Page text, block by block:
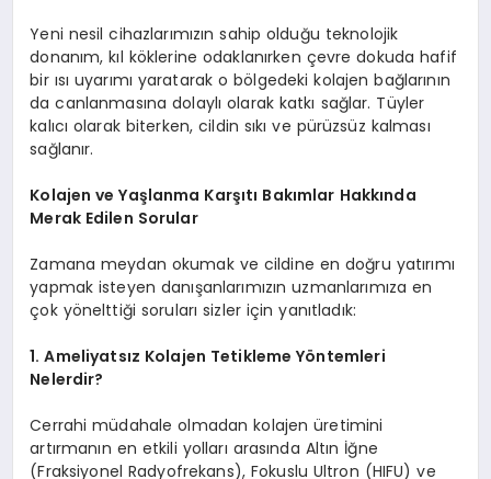
Yeni nesil cihazlarımızın sahip olduğu teknolojik
donanım, kıl köklerine odaklanırken çevre dokuda hafif
bir ısı uyarımı yaratarak o bölgedeki kolajen bağlarının
da canlanmasına dolaylı olarak katkı sağlar. Tüyler
kalıcı olarak biterken, cildin sıkı ve pürüzsüz kalması
sağlanır.
Kolajen ve Yaşlanma Karşıtı Bakımlar Hakkında
Merak Edilen Sorular
Zamana meydan okumak ve cildine en doğru yatırımı
yapmak isteyen danışanlarımızın uzmanlarımıza en
çok yönelttiği soruları sizler için yanıtladık:
1. Ameliyatsız Kolajen Tetikleme Yöntemleri
Nelerdir?
Cerrahi müdahale olmadan kolajen üretimini
artırmanın en etkili yolları arasında Altın İğne
(Fraksiyonel Radyofrekans), Fokuslu Ultron (HIFU) ve